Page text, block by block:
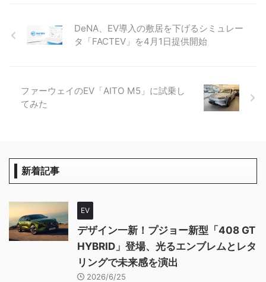
DeNA、EV導入の敷居を下げるシミュレー
タ「FACTEV」を4月1日提供開始
ファーウェイのEV「AITO M5」に試乗し
てみた
新着記事
EV
デザイン一新！プジョー新型「408 GT
HYBRID」登場、光るエンブレムとレタ
リングで未来感を演出
2026/6/25